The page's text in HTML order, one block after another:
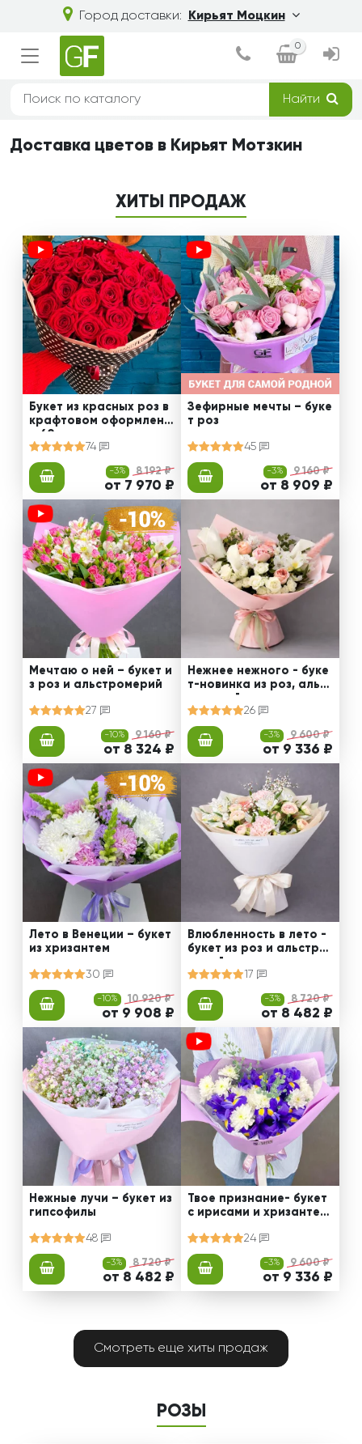
Город доставки: Кирьят Моцкин
0
Найти
Доставка цветов в Кирьят Мотзкин
ХИТЫ ПРОДАЖ
Букет из красных роз в
крафтовом оформлени
и 60 см
74
-3% 8 192 ₽
от 7 970 ₽
Зефирные мечты – буке
т роз
45
-3% 9 160 ₽
от 8 909 ₽
Мечтаю о ней – букет и
з роз и альстромерий
27
-10% 9 160 ₽
от 8 324 ₽
Нежнее нежного - буке
т-новинка из роз, альст
ромерий и калл
26
-3% 9 600 ₽
от 9 336 ₽
Лето в Венеции – букет
из хризантем
30
-10% 10 920 ₽
от 9 908 ₽
Влюбленность в лето -
букет из роз и альстро
мерий
17
-3% 8 720 ₽
от 8 482 ₽
Нежные лучи – букет из
гипсофилы
48
-3% 8 720 ₽
от 8 482 ₽
Твое признание- букет
с ирисами и хризантем
24
-3% 9 600 ₽
от 9 336 ₽
Смотреть еще хиты продаж
РОЗЫ